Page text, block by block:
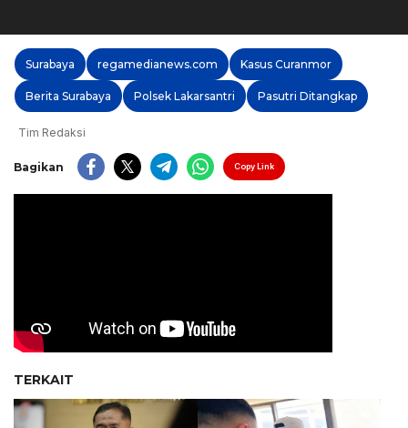
Surabaya regamedianews.com Kasus Curanmor
Berita Surabaya Polsek Lakarsantri Pasutri Ditangkap
Tim Redaksi
Bagikan Copy Link
TERKAIT